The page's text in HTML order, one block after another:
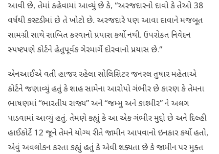
આવી છે, તેમાં કહેવામાં આવ્યું છે કે, “અરજદારનો દાવો કે તેઓ 38
વર્ષથી કસ્ટડીમાં છે તે ખોટો છે. અરજદારે પણ આવા દાવાને મજબૂત
સામગ્રી સાથે સાબિત કરવાનો પ્રયાસ કર્યો નથી. ઉપરોક્ત નિવેદન
સ્પષ્ટપણે કોર્ટને હેતુપૂર્વક ગેરમાર્ગે દોરવાનો પ્રયાસ છે.”
એનઆઈએ વતી હાજર રહેલા સોલિસિટર જનરલ તુષાર મહેતાએ
કોર્ટને જણાવ્યું હતું કે શાહ સામેના આરોપો ગંભીર છે કારણ કે તેમના
ભાષણમાં “ભારતીય રાજ્ય” અને “જમ્મુ અને કાશ્મીર” ને અલગ
પાડવામાં આવ્યું હતું. તેમણે કહ્યું કે આ એક ગંભીર મુદ્દો છે અને દિલ્હી
હાઈકોર્ટે 12 જૂને તેમને યોગ્ય રીતે જામીન આપવાનો ઇનકાર કર્યો હતો,
એવું અવલોકન કરતા કહ્યું હતું કે એવી શક્યતા છે કે જામીન પર મુક્ત